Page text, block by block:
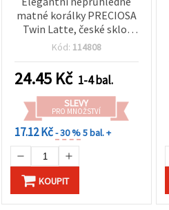
matné korálky PRECIOSA
Twin Latte, české sklo,
dvoudírkové, 4×5×2,5 mm,
šperky, korálkování a DIY
tvoření – 10 g (±130 ks)
Kód: 114808
24.45 Kč 1-4 bal.
SLEVY
PRO MNOŽSTVÍ
17.12 Kč- 30 %5 bal. +
KOUPIT